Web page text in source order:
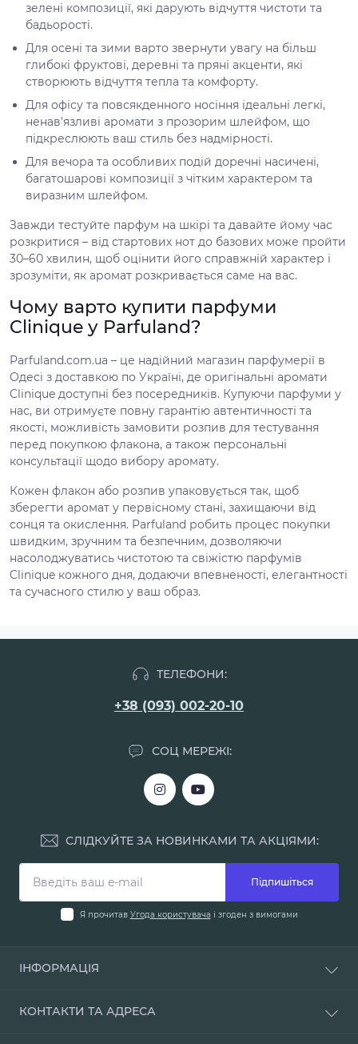
зелені композиції, які дарують відчуття чистоти та
бадьорості.
Для осені та зими варто звернути увагу на більш
глибокі фруктові, деревні та пряні акценти, які
створюють відчуття тепла та комфорту.
Для офісу та повсякденного носіння ідеальні легкі,
ненав’язливі аромати з прозорим шлейфом, що
підкреслюють ваш стиль без надмірності.
Для вечора та особливих подій доречні насичені,
багатошарові композиції з чітким характером та
виразним шлейфом.
Завжди тестуйте парфум на шкірі та давайте йому час
розкритися – від стартових нот до базових може пройти
30–60 хвилин, щоб оцінити його справжній характер і
зрозуміти, як аромат розкривається саме на вас.
Чому варто купити парфуми
Clinique у Parfuland?
Parfuland.com.ua – це надійний магазин парфумерії в
Одесі з доставкою по Україні, де оригінальні аромати
Clinique доступні без посередників. Купуючи парфуми у
нас, ви отримуєте повну гарантію автентичності та
якості, можливість замовити розпив для тестування
перед покупкою флакона, а також персональні
консультації щодо вибору аромату.
Кожен флакон або розпив упаковується так, щоб
зберегти аромат у первісному стані, захищаючи від
сонця та окислення. Parfuland робить процес покупки
швидким, зручним та безпечним, дозволяючи
насолоджуватись чистотою та свіжістю парфумів
Clinique кожного дня, додаючи впевненості, елегантності
та сучасного стилю у ваш образ.
ТЕЛЕФОНИ:
+38 (093) 002-20-10
СОЦ МЕРЕЖІ:
СЛІДКУЙТЕ ЗА НОВИНКАМИ ТА АКЦІЯМИ:
Підпишіться
Я прочитав Угода користувача і згоден з вимогами
ІНФОРМАЦІЯ
Про нас
КОНТАКТИ ТА АДРЕСА